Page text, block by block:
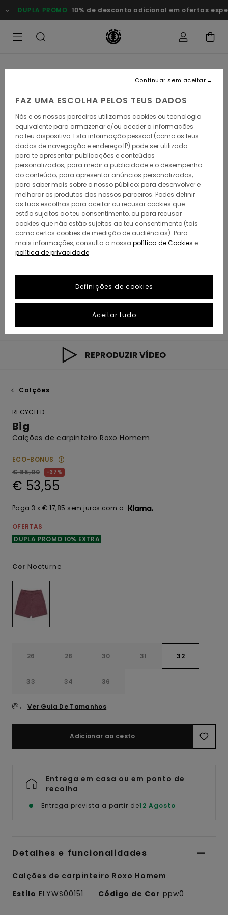
para
a
DUPLA PROMO 10% de desconto adicional em ofertas
REPRODUZIR VÍDEO
Calções
RECYCLED
Big
Calções de carpinteiro Roxo Homem
ECO-BONUS
€ 85,00
37%
€ 53,55
Paga 3 x € 17,85 sem juros com a
OFERTAS
DUPLA PROMO 10% EXTRA
Cor Nocturne
26 28 30 31 32
33 34 36
Ver Guia De Tamanhos
Adicionar ao cesto
Entrega em casa ou em ponto de
recolha
Entrega prevista a partir de12 Agosto
Detalhes e funcionalidades
Calções de carpinteiro Roxo Homem
Estilo ELYWS00151 Código de Cor ppw0
FAZ UMA ESCOLHA PELOS TEUS DADOS
Nós e os nossos parceiros utilizamos cookies ou tecnologia
equivalente para armazenar e/ou aceder a informações
no teu dispositivo. Esta informação pessoal (como os teus
dados de navegação e endereço IP) pode ser utilizada
para te apresentar publicações e conteúdos
personalizados; para medir a publicidade e o desempenho
do conteúdo; para apresentar anúncios personalizados;
para saber mais sobre o nosso público; para desenvolver e
melhorar os produtos dos nossos parceiros. Podes definir
as tuas escolhas para aceitar ou recusar cookies que
estão sujeitos ao teu consentimento, ou para recusar
cookies que não estão sujeitos ao teu consentimento (tais
como certos cookies de medição de audiências). Para
mais informações, consulta a nossa política de Cookies e
política de privacidade
Definições de cookies
Continuar sem aceitar
Aceitar tudo